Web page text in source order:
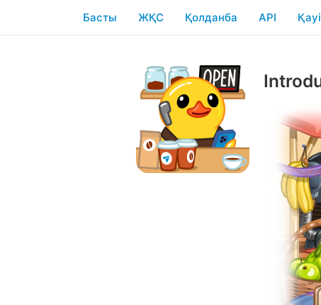
Басты ЖҚС Қолданба API